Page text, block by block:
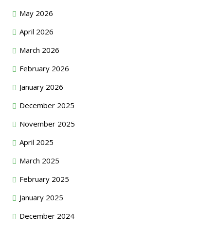
May 2026
April 2026
March 2026
February 2026
January 2026
December 2025
November 2025
April 2025
March 2025
February 2025
January 2025
December 2024